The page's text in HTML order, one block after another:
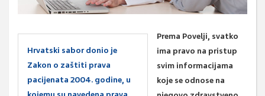
Hrvatski sabor donio je
Zakon o zaštiti prava
pacijenata 2004. godine, u
Prema Povelji, svatko
ima pravo na pristup
svim informacijama
koje se odnose na